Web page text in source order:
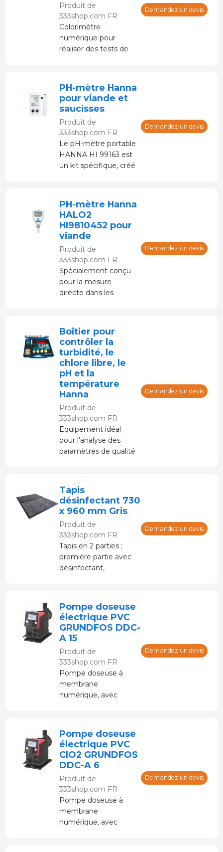
Produit de
333shop.com FR
Colorimètre
numérique pour
réaliser des tests de
Demandez un devis
PH-mètre Hanna
pour viande et
saucisses
Produit de
333shop.com FR
Le pH-mètre portable
HANNA HI 99163 est
un kit spécifique, créé
Demandez un devis
PH-mètre Hanna
HALO2
HI9810452 pour
viande
Produit de
333shop.com FR
Spécialement conçu
pour la mesure
directe dans les
facilement le pH de la
viande.
Fonctionnement à un
seul bouton.
Connexion Bluetooth.
Demandez un devis
Boîtier pour
contrôler la
turbidité, le
chlore libre, le
pH et la
température
Hanna
Produit de
333shop.com FR
Equipement idéal
pour l'analyse des
paramètres de qualité
température...
Demandez un devis
Tapis
désinfectant 730
x 960 mm Gris
Produit de
333shop.com FR
Tapis en 2 parties :
première partie avec
désinfectant,
Demandez un devis
Pompe doseuse
électrique PVC
GRUNDFOS DDC-
A 15
Produit de
333shop.com FR
Pompe doseuse à
membrane
numérique, avec
Demandez un devis
Pompe doseuse
électrique PVC
ClO2 GRUNDFOS
DDC-A 6
Produit de
333shop.com FR
Pompe doseuse à
membrane
numérique, avec
Demandez un devis